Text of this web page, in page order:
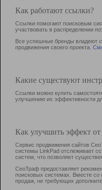
Как работают ссылки?
Ссылки помогают поисковым
участвовать в раcпределении
Все успешные бренды владеют
продвижения своего проекта.
Какие существуют
Ссылки можно купить
улучшению их эффективности
Как улучшить эффект
Сервис продвижения сайтов
системы LinkPad отслеживает
систем, что позволяет
СеоТраф предоставляет
поисковых системах. Вместе со
продаж, не требующих